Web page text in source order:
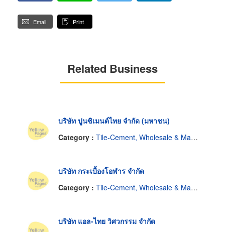
Email Print
Related Business
บริษัท ปูนซิเมนต์ไทย จำกัด (มหาชน)
Category : Tile-Cement, Wholesale & Manufacturers
บริษัท กระเบื้องโอฬาร จำกัด
Category : Tile-Cement, Wholesale & Manufacturers
บริษัท แอล-ไทย วิศวกรรม จำกัด